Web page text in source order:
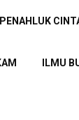
PENAHLUK
ILMU